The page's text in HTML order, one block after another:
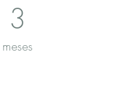
3
meses